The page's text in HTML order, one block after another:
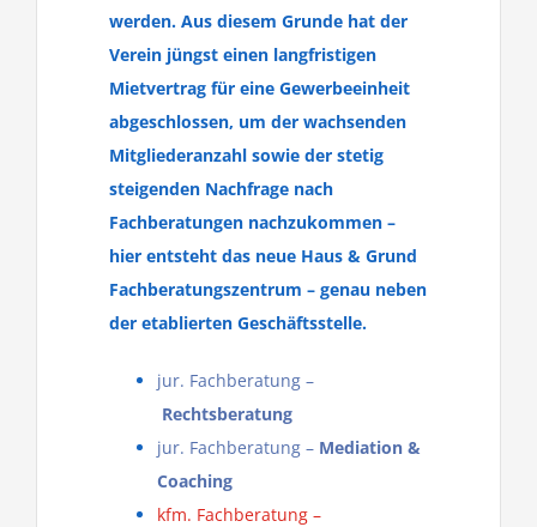
werden. Aus diesem Grunde hat der
Verein jüngst einen langfristigen
Mietvertrag für eine Gewerbeeinheit
abgeschlossen, um der wachsenden
Mitgliederanzahl sowie der stetig
steigenden Nachfrage nach
Fachberatungen nachzukommen –
hier entsteht das neue Haus & Grund
Fachberatungszentrum – genau neben
der etablierten Geschäftsstelle.
jur. Fachberatung –
Rechtsberatung
jur. Fachberatung – Mediation &
Coaching
kfm. Fachberatung –